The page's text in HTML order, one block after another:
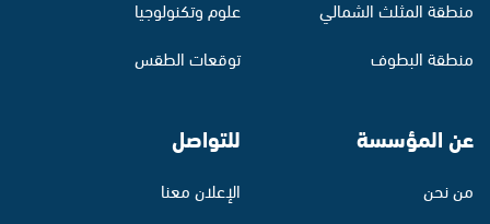
منطقة المثلث الشمالي
منطقة البطوف
علوم وتكنولوجيا
توقعات الطقس
عن المؤسسة
من نحن
للتواصل
الإعلان معنا